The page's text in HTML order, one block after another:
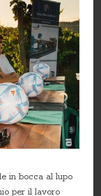
in bocca al lupo
per il lavoro